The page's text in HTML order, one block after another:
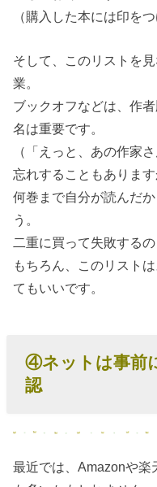
（購入した本には印を
そして、このリストを
業。
ブックオフなどは、作
名は重要です。
（「えっと、あの作家
忘れすることもありま
何巻まで自分が読んだ
う。
二重に買って失敗するの
もちろん、このリスト
てもいいです。
④ネットは事前
認
最近では、Amazonや楽